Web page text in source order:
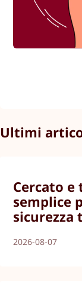
Ultimi
Cercato
semplice
2026-08-07